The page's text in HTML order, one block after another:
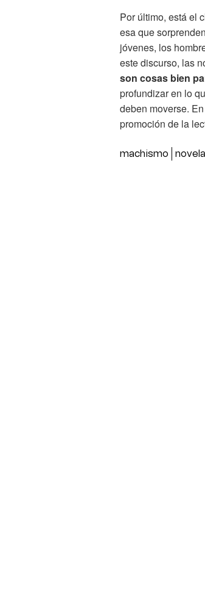
Por último, está el
esa que
jóvenes, los
este discurso, las
son cosas bien
profundizar en lo
deben moverse.
promoción de la
machismo